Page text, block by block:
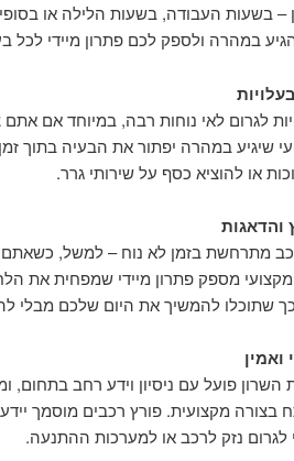
בשעות העבודה, בשעות הלילה או
במהרה ולספק לכם פתרון מיידי לכל
לגרום לאי נוחות רבה, במיוחד אם
שיגיע במהרה יפתור את הבעיה בתוך
או להוציא כסף על שירותי גרר.
מתרחשת בזמן לא נוח – למשל,
ומקצועי מספק פתרון מיידי שמפחית את
שתוכלו להמשיך את היום שלכם מבלי
ואמין
פועל עם ניסיון וידע רחב בתחום,
בצורה מקצועית. פורץ רכבים מוסמך
נזק לרכב או למערכות ההתנעה.